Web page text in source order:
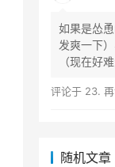
如果是怂
发爽一下
（现在好
评论于 23.
随机文章